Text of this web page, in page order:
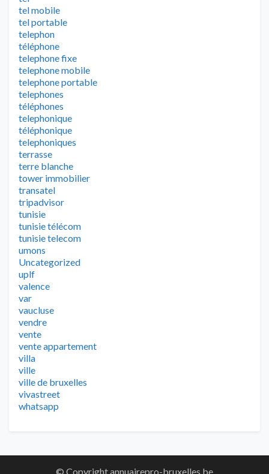
tel mobile
tel portable
telephon
téléphone
telephone fixe
telephone mobile
telephone portable
telephones
téléphones
telephonique
téléphonique
telephoniques
terrasse
terre blanche
tower immobilier
transatel
tripadvisor
tunisie
tunisie télécom
tunisie telecom
umons
Uncategorized
uplf
valence
var
vaucluse
vendre
vente
vente appartement
villa
ville
ville de bruxelles
vivastreet
whatsapp
© Copyright annuairepro-bruxelles.be